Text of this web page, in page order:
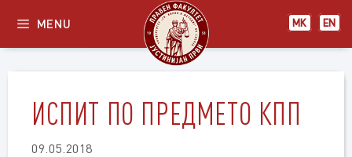
content
МК EN
MENU
ИСПИТ ПО ПРЕДМЕТО КПП
09.05.2018